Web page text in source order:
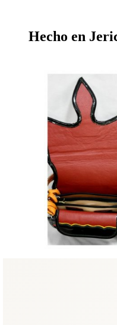
Hecho en